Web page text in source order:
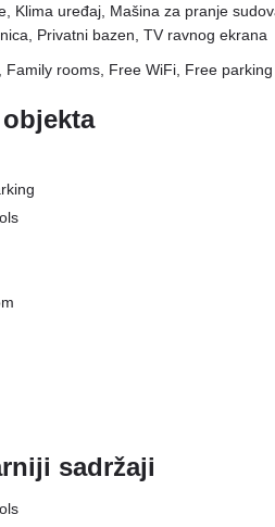
Klima uređaj, Mašina za pranje
Privatni bazen, TV ravnog ekrana
Family rooms, Free WiFi, Free parking
sadržaji